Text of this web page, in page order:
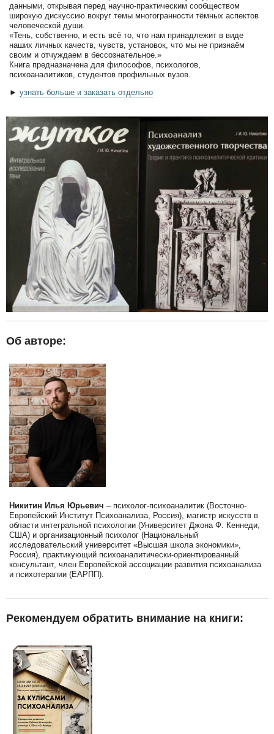
данными, открывая перед научно-практическим сообществом
широкую дискуссию вокруг темы многогранности тёмных аспектов
человеческой души.
«Тень, собственно, и есть всё то, что нам принадлежит в виде
наших личных качеств, чувств, установок, что мы не признаём
своим и отчуждаем в бессознательное.»
Книга предназначена для философов, психологов,
психоаналитиков, студентов профильных вузов.
► узнать больше и заказать отдельно
Об авторе:
Никитин Илья Юрьевич – психолог-психоаналитик (Восточно-
Европейский Институт Психоанализа, Россия), магистр искусств в
области интегральной психологии (Университет Джона Ф. Кеннеди,
США) и организационный психолог (Национальный
исследовательский университет «Высшая школа экономики»,
Россия), практикующий психоаналитически-ориентированный
консультант, член Европейской ассоциации развития психоанализа
и психотерапии (ЕАРПП).
Рекомендуем обратить внимание на книги: